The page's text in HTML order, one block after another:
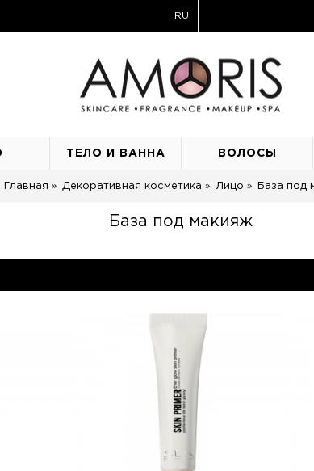
RU
ТЕЛО И ВАННА ВОЛОСЫ
Главная Декоративная косметика Лицо База под
База под макияж